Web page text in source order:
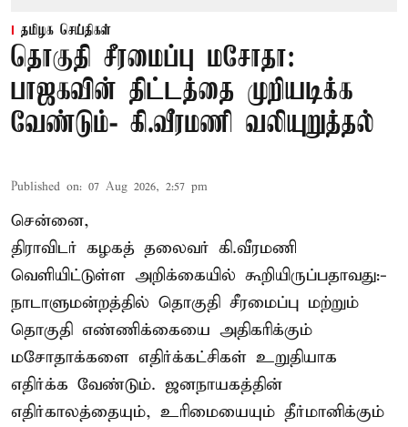
தமிழக செய்திகள்
தொகுதி சீரமைப்பு மசோதா:
பாஜகவின் திட்டத்தை முறியடிக்க
வேண்டும்- கி.வீரமணி வலியுறுத்தல்
Published on: 07 Aug 2026, 2:57 pm
சென்னை,
திராவிடர் கழகத் தலைவர் கி.வீரமணி
வெளியிட்டுள்ள அறிக்கையில் கூறியிருப்பதாவது:-
நாடாளுமன்றத்தில் தொகுதி சீரமைப்பு மற்றும்
தொகுதி எண்ணிக்கையை அதிகரிக்கும்
மசோதாக்களை எதிர்க்கட்சிகள் உறுதியாக
எதிர்க்க வேண்டும். ஜனநாயகத்தின்
எதிர்காலத்தையும், உரிமையையும் தீர்மானிக்கும்